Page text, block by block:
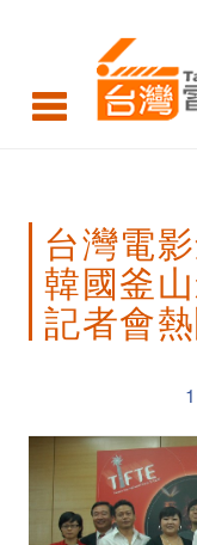
電
創
限
2007
韓
台灣電
韓國釜
記者會
1